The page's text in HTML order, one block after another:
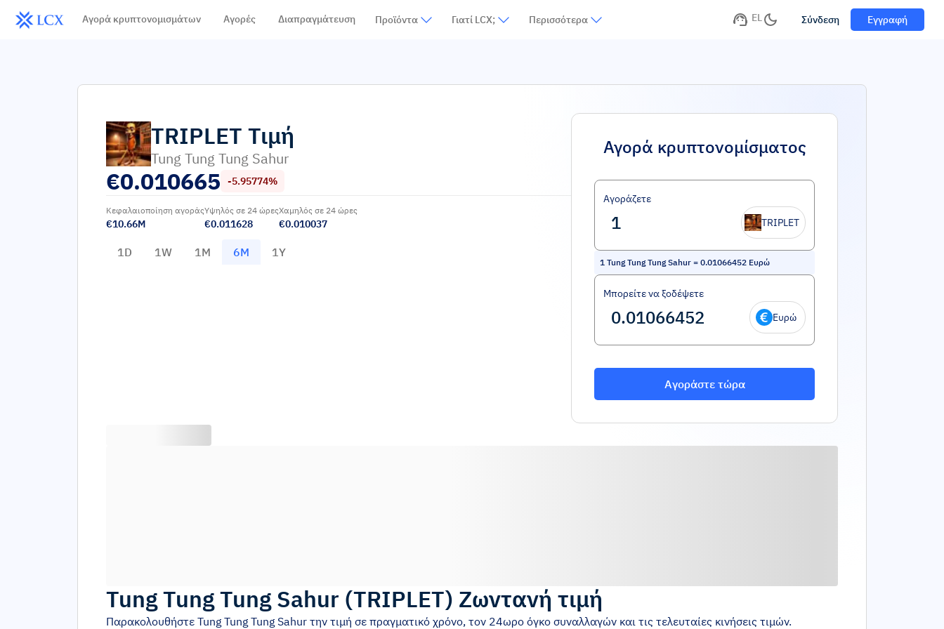
Αγορά κρυπτονομισμάτων Αγορές Διαπραγμάτευση Προϊόντα Γιατί LCX; Περισσότερα EL Σύνδεση Εγγραφή
TRIPLET Τιμή
Tung Tung Tung Sahur
€0.010665 -5.95774%
Κεφαλαιοποίηση αγοράς
€10.66M
Υψηλός σε 24 ώρες
€0.011628
Χαμηλός σε 24 ώρες
€0.010037
1D 1W 1M 6M 1Y
Αγορά κρυπτονομίσματος
Αγοράζετε
TRIPLET
1 Tung Tung Tung Sahur = 0.01066452 Ευρώ
Μπορείτε να ξοδέψετε
Ευρώ
Αγοράστε τώρα
Tung Tung Tung Sahur (TRIPLET) Ζωντανή τιμή
Παρακολουθήστε Tung Tung Tung Sahur την τιμή σε πραγματικό χρόνο, τον 24ωρο όγκο συναλλαγών και τις τελευταίες κινήσεις τιμών.